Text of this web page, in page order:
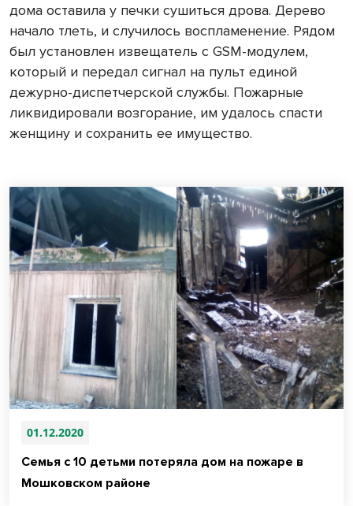
дома оставила у печки сушиться дрова. Дерево
начало тлеть, и случилось воспламенение. Рядом
был установлен извещатель с GSM-модулем,
который и передал сигнал на пульт единой
дежурно-диспетчерской службы. Пожарные
ликвидировали возгорание, им удалось спасти
женщину и сохранить ее имущество.
01.12.2020
Семья с 10 детьми потеряла дом на пожаре в
Мошковском районе